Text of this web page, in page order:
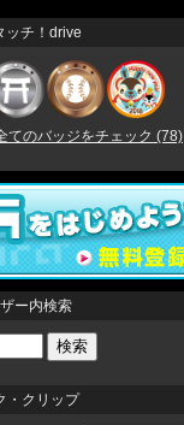
ッチ！drive
てのバッジをチェック (78)
ー内検索
・クリップ